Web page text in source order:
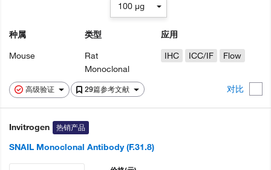
高级验证 29篇参考文献 对比
种属
Mouse
类型
Rat
Monoclonal
应用
IHC
ICC/IF Flow
100 µg
Invitrogen 热销产品
SNAIL Monoclonal Antibody (F.31.8)